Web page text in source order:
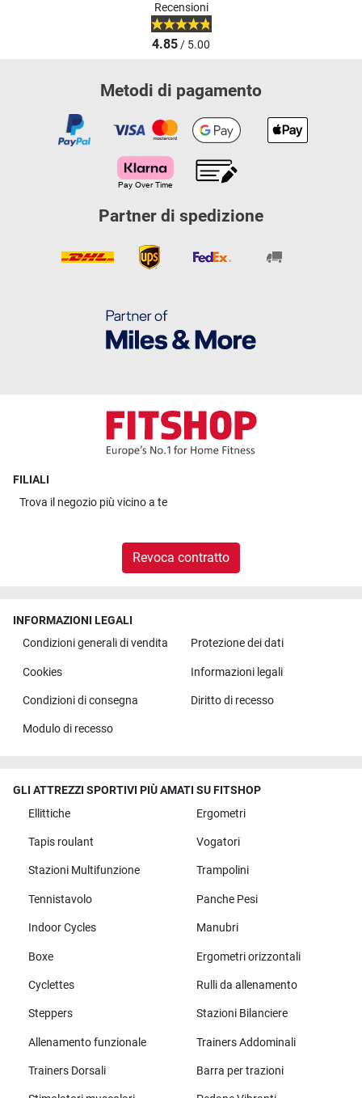
Recensioni
4.85/ 5.00
Metodi di pagamento
Partner di spedizione
FILIALI
Trova il negozio più vicino a te
Revoca contratto
INFORMAZIONI LEGALI
Condizioni generali di vendita
Protezione dei dati
Cookies Informazioni legali
Condizioni di consegna Diritto di recesso
Modulo di recesso
GLI ATTREZZI SPORTIVI PIÙ AMATI SU FITSHOP
Ellittiche
Ergometri
Tapis roulant Vogatori
Stazioni Multifunzione Trampolini
Tennistavolo Panche Pesi
Indoor Cycles Manubri
Boxe Ergometri orizzontali
Cyclettes Rulli da allenamento
Steppers Stazioni Bilanciere
Allenamento funzionale Trainers Addominali
Trainers Dorsali Barra per trazioni